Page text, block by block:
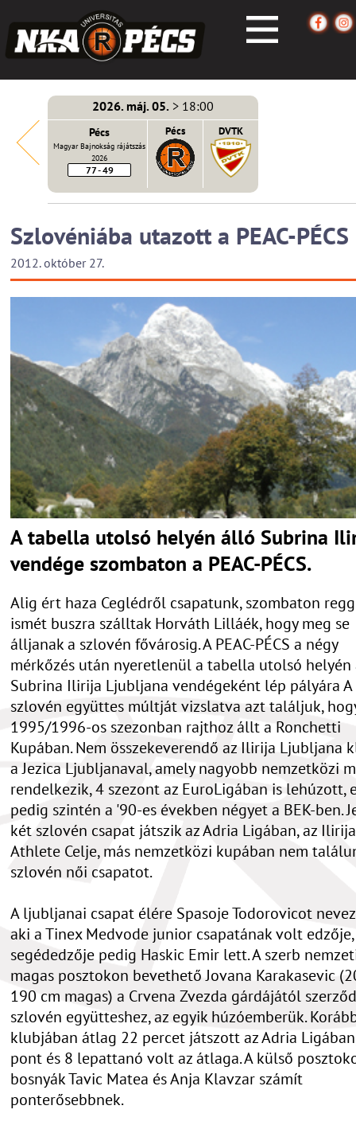
2026. máj. 05. > 18:00
Pécs
Magyar Bajnokság rájátszás
2026
77 - 49
Pécs DVTK
Szlovéniába utazott a PEAC-PÉCS
2012. október 27.
A tabella utolsó helyén álló Subrina
vendége szombaton a PEAC-PÉCS.
Alig ért haza Ceglédről csapatunk, szombaton
ismét buszra szálltak Horváth Lilláék, hogy meg se
álljanak a szlovén fővárosig. A PEAC-PÉCS a négy
mérkőzés után nyeretlenül a tabella utolsó
Subrina Ilirija Ljubljana vendégeként lép pályára A
szlovén együttes múltját vizslatva azt találjuk,
1995/1996-os szezonban rajthoz állt a Ronchetti
Kupában. Nem összekeverendő az Ilirija Ljubljana
a Jezica Ljubljanaval, amely nagyobb nemzetközi
rendelkezik, 4 szezont az EuroLigában is lehúzott,
pedig szintén a '90-es években négyet a BEK-ben.
két szlovén csapat játszik az Adria Ligában, az
Athlete Celje, más nemzetközi kupában nem
szlovén női csapatot.
A ljubljanai csapat élére Spasoje Todorovicot
aki a Tinex Medvode junior csapatának volt edzője,
segédedzője pedig Haskic Emir lett. A szerb
magas posztokon bevethető Jovana Karakasevic
190 cm magas) a Crvena Zvezda gárdájától
szlovén együtteshez, az egyik húzóemberük.
klubjában átlag 22 percet játszott az Adria
pont és 8 lepattanó volt az átlaga. A külső
bosnyák Tavic Matea és Anja Klavzar számít
ponterősebbnek.